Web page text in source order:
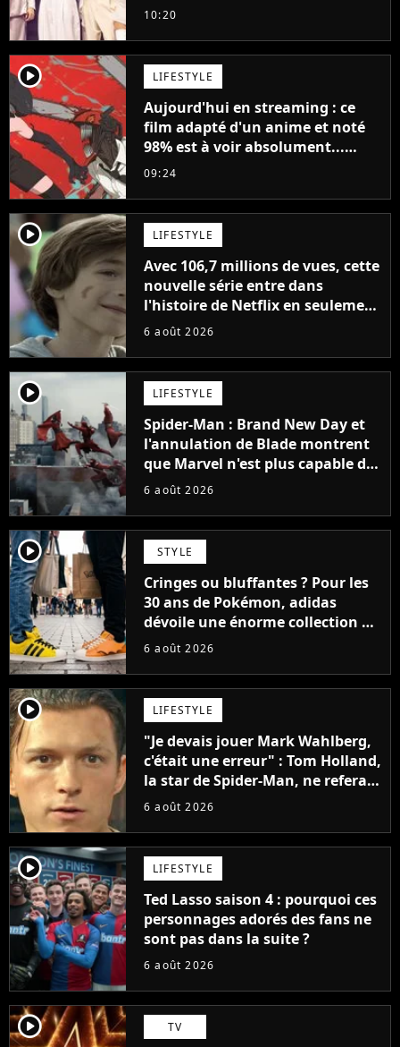
10:20
player2 LIFESTYLE
Aujourd'hui en streaming : ce
film adapté d'un anime et noté
98% est à voir absolument...
sinon vous ne comprendrez plus
09:24
player2 LIFESTYLE
Avec 106,7 millions de vues, cette
nouvelle série entre dans
l'histoire de Netflix en seulement
48 jours
6 août 2026
player2 LIFESTYLE
Spider-Man : Brand New Day et
l'annulation de Blade montrent
que Marvel n'est plus capable de
faire quoi que ce soit de simple
6 août 2026
player2 STYLE
Cringes ou bluffantes ? Pour les
30 ans de Pokémon, adidas
dévoile une énorme collection de
sneakers et je ne sais pas quoi en
6 août 2026
player2 LIFESTYLE
"Je devais jouer Mark Wahlberg,
c'était une erreur" : Tom Holland,
la star de Spider-Man, ne referait
pas ce blockbuster
6 août 2026
player2 LIFESTYLE
Ted Lasso saison 4 : pourquoi ces
personnages adorés des fans ne
sont pas dans la suite ?
6 août 2026
player2 TV